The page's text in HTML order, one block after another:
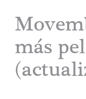
más